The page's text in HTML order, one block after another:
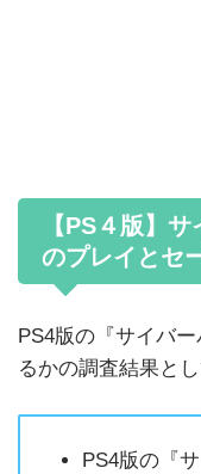
【PS４版】
のプレイとセ
PS4版の『サイバ
るかの調査結果と
PS4版の『